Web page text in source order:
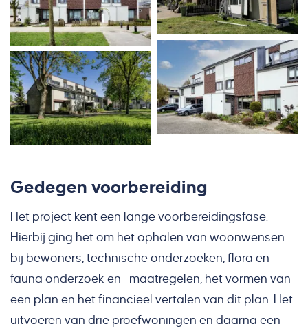
Gedegen voorbereiding
Het project kent een lange voorbereidingsfase.
Hierbij ging het om het ophalen van woonwensen
bij bewoners, technische onderzoeken, flora en
fauna onderzoek en -maatregelen, het vormen van
een plan en het financieel vertalen van dit plan. Het
uitvoeren van drie proefwoningen en daarna een